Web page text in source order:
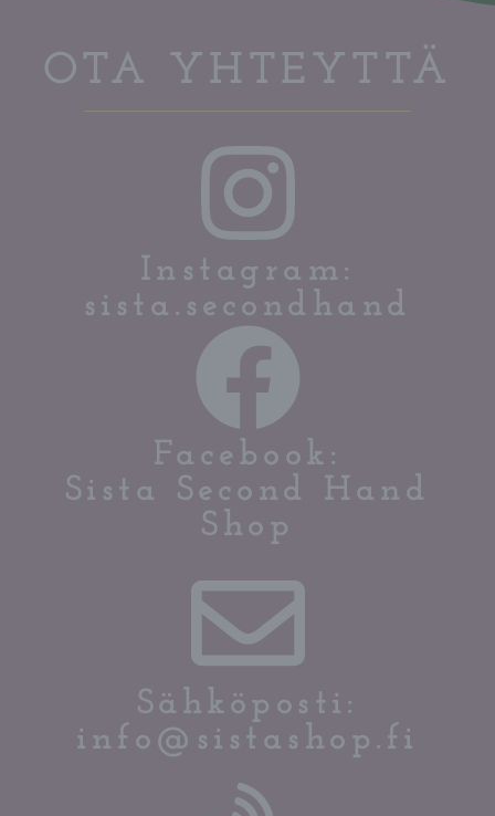
OTA YHTEYTTÄ
Instagram:
sista.secondhand
Facebook:
Sista Second Hand
Shop
Sähköposti:
info@sistashop.fi